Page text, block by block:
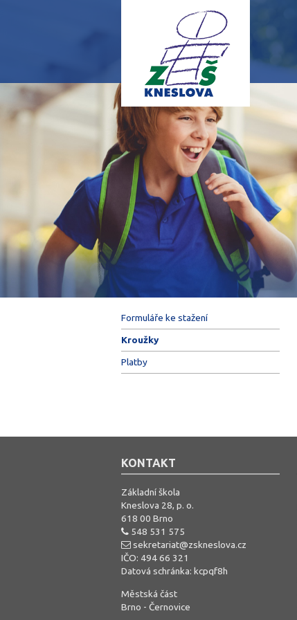
Formuláře ke stažení
Kroužky
Platby
KONTAKT
Základní škola
Kneslova 28, p. o.
618 00 Brno
548 531 575
sekretariat@zskneslova.cz
IČO: 494 66 321
Datová schránka: kcpqf8h
Městská část
Brno - Černovice